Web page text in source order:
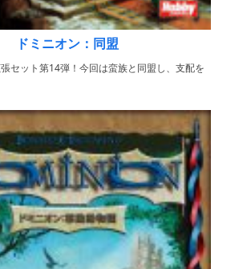
ドミニオン：同盟
張セット第14弾！今回は蛮族と同盟し、支配を